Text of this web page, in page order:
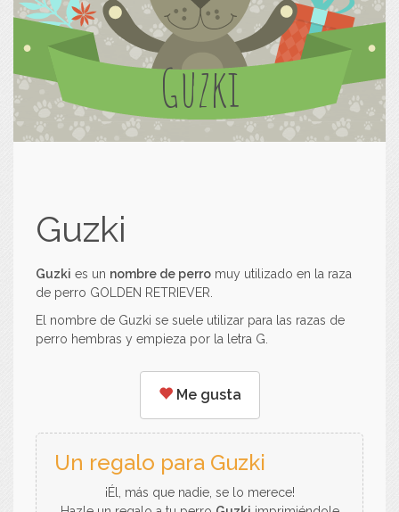
Guzki
Guzki
Guzki es un nombre de perro muy utilizado en la raza
de perro GOLDEN RETRIEVER.
El nombre de Guzki se suele utilizar para las razas de
perro hembras y empieza por la letra G.
Me gusta
Un regalo para Guzki
¡Él, más que nadie, se lo merece!